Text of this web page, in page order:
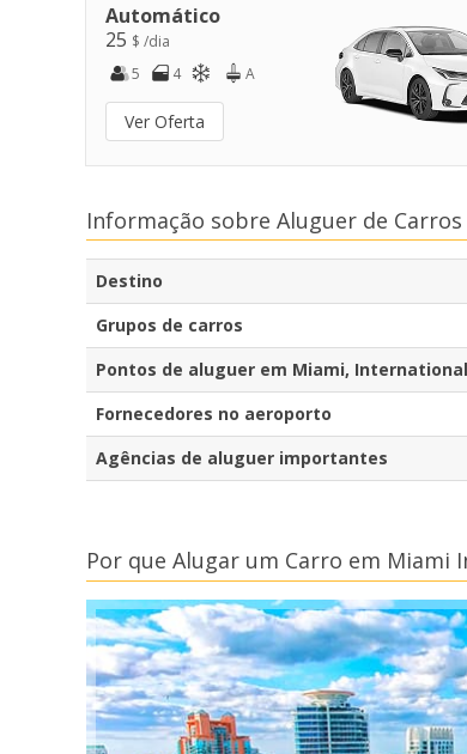
Automático
25 $ /dia
5
4 A
Ver Oferta
Informação sobre Aluguer de
Destino
Grupos de carros
Pontos de aluguer em Miami, International
Fornecedores no aeroporto
Agências de aluguer importantes
Por que Alugar um Carro em Miami